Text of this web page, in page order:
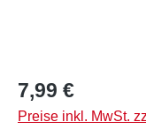
Regulärer Preis:
7,99 €
Preise inkl. MwSt.